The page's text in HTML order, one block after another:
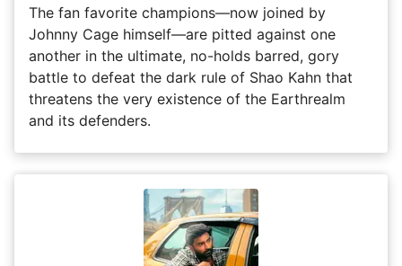
The fan favorite champions—now joined by
Johnny Cage himself—are pitted against one
another in the ultimate, no-holds barred, gory
battle to defeat the dark rule of Shao Kahn that
threatens the very existence of the Earthrealm
and its defenders.